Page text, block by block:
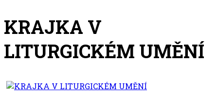
KRAJKA V
LITURGICKÉM UMĚNÍ